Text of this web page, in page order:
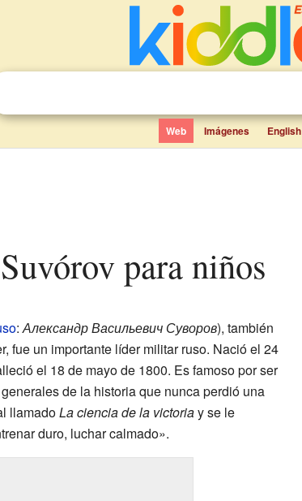
Web Imágenes English
Suvórov para niños
:Александр Васильевич Суворов), también
fue un importante líder militar ruso. Nació el 24
el 18 de mayo de 1800. Es famoso por ser
de la historia que nunca perdió una
llamadoLa ciencia de la victoriay se le
duro, luchar calmado».